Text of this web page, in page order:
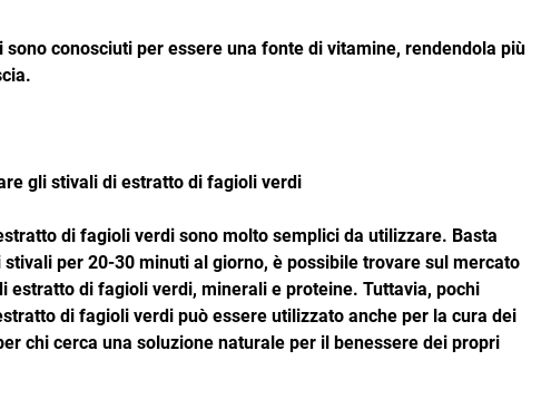
sono conosciuti per essere una fonte di vitamine, rendendola più
gli stivali di estratto di fagioli verdi
di fagioli verdi sono molto semplici da utilizzare. Basta
stivali per 20-30 minuti al giorno, è possibile trovare sul mercato
estratto di fagioli verdi, minerali e proteine. Tuttavia, pochi
di fagioli verdi può essere utilizzato anche per la cura dei
chi cerca una soluzione naturale per il benessere dei propri